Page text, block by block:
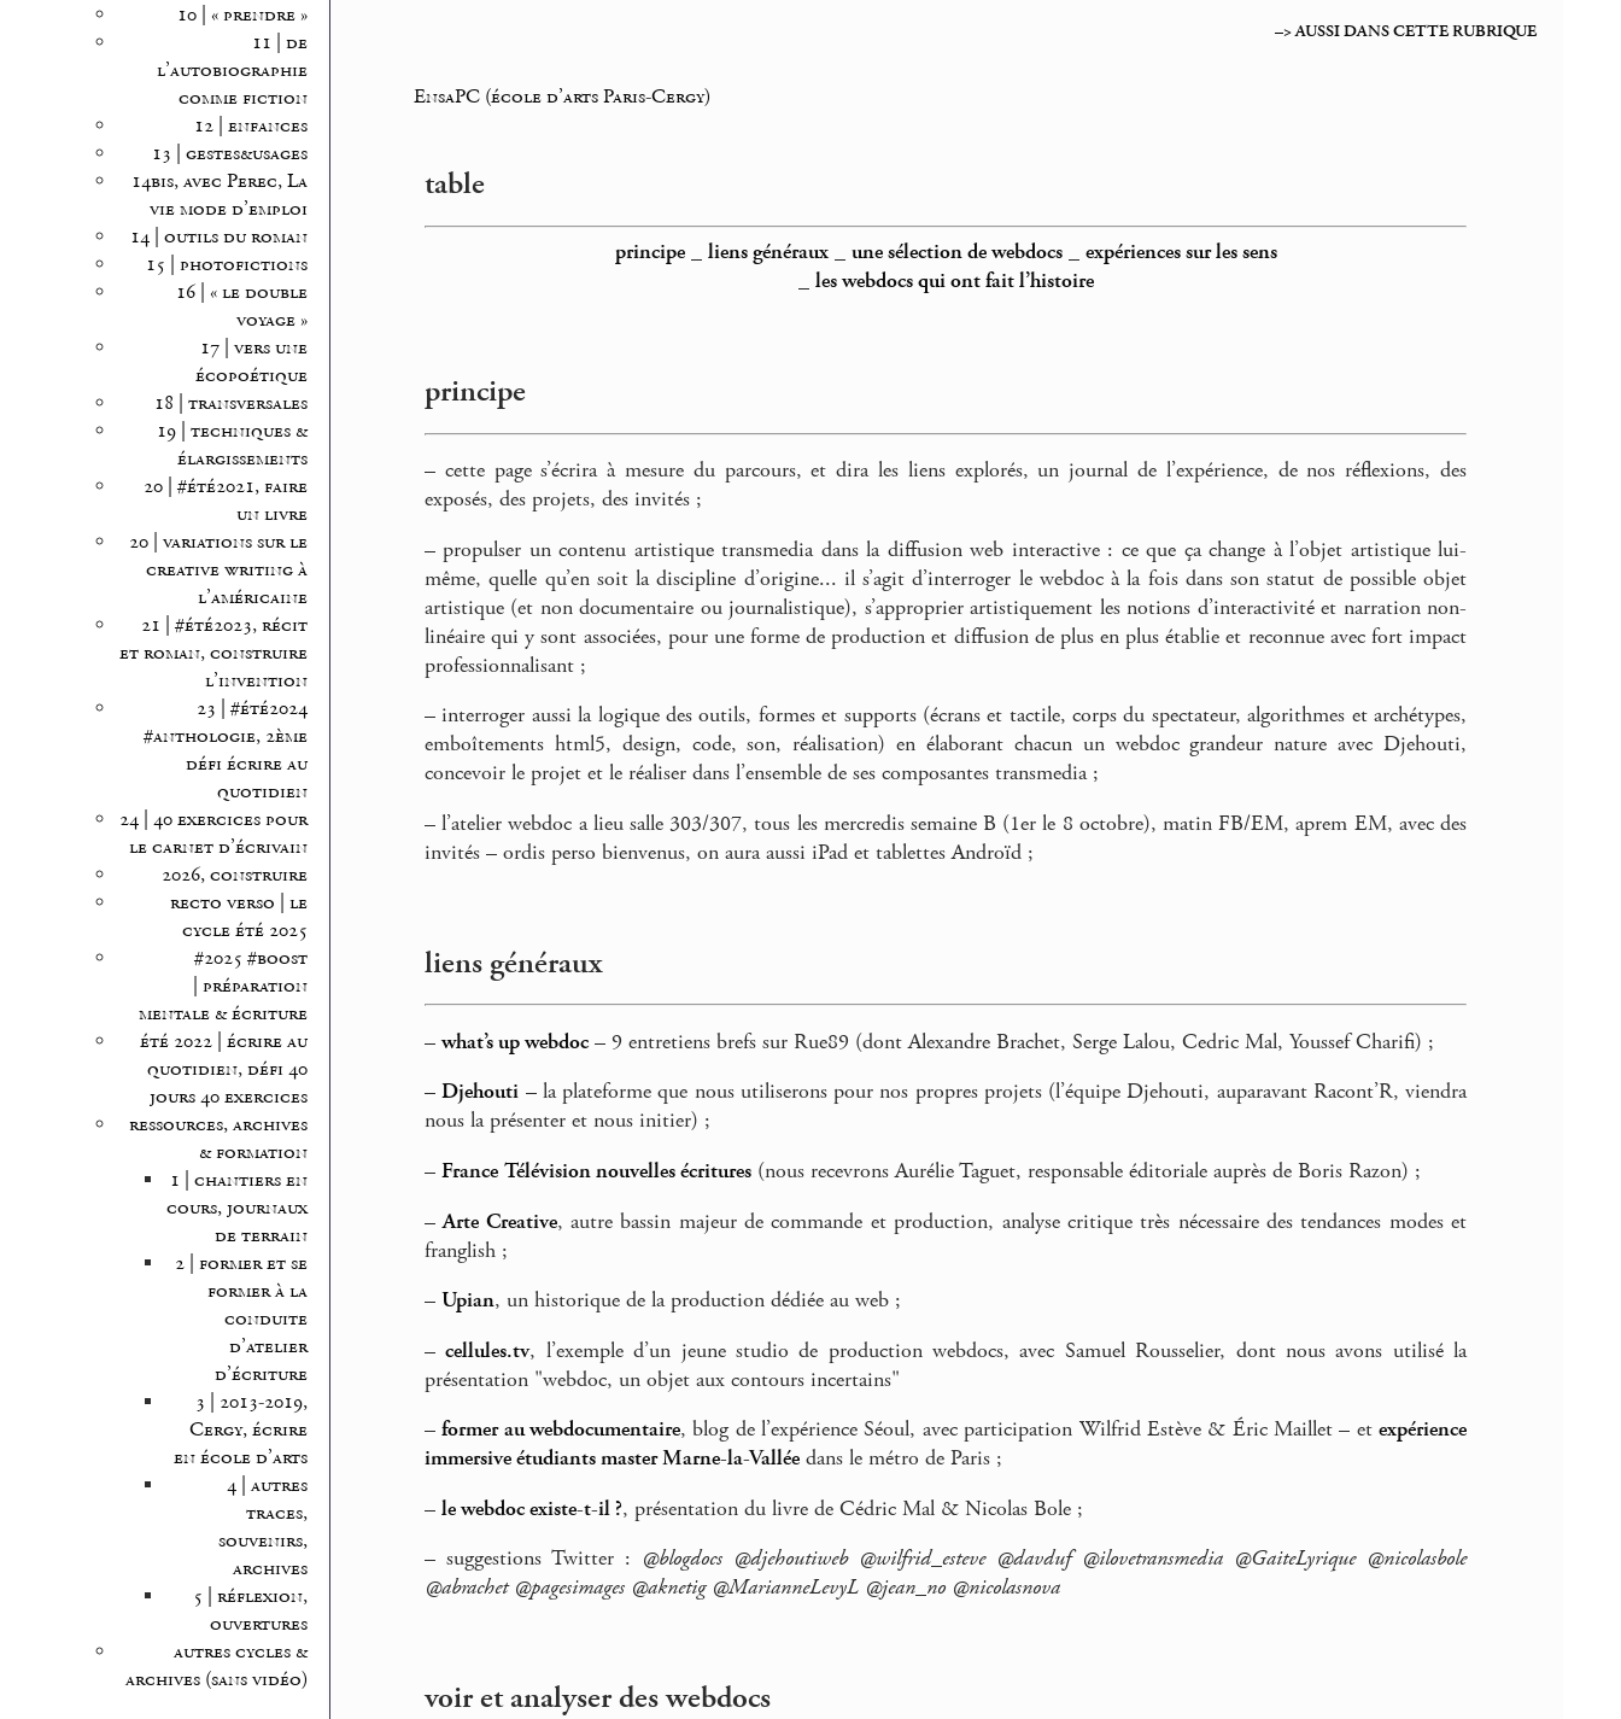
10 | « prendre »
11 | de
l’autobiographie
comme fiction
12 | enfances
13 | gestes&usages
14bis, avec Perec, La
vie mode d’emploi
14 | outils du roman
15 | photofictions
16 | « le double
voyage »
17 | vers une
écopoétique
18 | transversales
19 | techniques &
élargissements
20 | #été2021, faire
un livre
20 | variations sur le
creative writing à
l’américaine
21 | #été2023, récit
et roman, construire
l’invention
23 | #été2024
#anthologie, 2ème
défi écrire au
quotidien
24 | 40 exercices pour
le carnet d’écrivain
2026, construire
recto verso | le
cycle été 2025
#2025 #boost
| préparation
mentale & écriture
été 2022 | écrire au
quotidien, défi 40
jours 40 exercices
ressources, archives
& formation
1 | chantiers en
cours, journaux
de terrain
2 | former et se
former à la
conduite
d’atelier
d’écriture
3 | 2013-2019,
Cergy, écrire
en école d’arts
4 | autres
traces,
souvenirs,
archives
5 | réflexion,
ouvertures
autres cycles &
archives (sans vidéo)
–> AUSSI DANS CETTE RUBRIQUE
EnsaPC (école d’arts Paris-Cergy)
table
principe_ liens généraux_ une sélection de webdocs_ expériences sur les sens
les webdocs qui ont fait l’histoire
principe
– cette page s’écrira à mesure du parcours, et dira les liens explorés, un journal de l’expérience, de nos réflexions, des
exposés, des projets, des invités ;
– propulser un contenu artistique transmedia dans la diffusion web interactive : ce que ça change à l’objet artistique lui-
même, quelle qu’en soit la discipline d’origine... il s’agit d’interroger le webdoc à la fois dans son statut de possible objet
artistique (et non documentaire ou journalistique), s’approprier artistiquement les notions d’interactivité et narration non-
linéaire qui y sont associées, pour une forme de production et diffusion de plus en plus établie et reconnue avec fort impact
professionnalisant ;
– interroger aussi la logique des outils, formes et supports (écrans et tactile, corps du spectateur, algorithmes et archétypes,
emboîtements html5, design, code, son, réalisation) en élaborant chacun un webdoc grandeur nature avec Djehouti,
concevoir le projet et le réaliser dans l’ensemble de ses composantes transmedia ;
– l’atelier webdoc a lieu salle 303/307, tous les mercredis semaine B (1er le 8 octobre), matin FB/EM, aprem EM, avec des
invités – ordis perso bienvenus, on aura aussi iPad et tablettes Androïd ;
liens généraux
– what’s up webdoc – 9 entretiens brefs sur Rue89 (dont Alexandre Brachet, Serge Lalou, Cedric Mal, Youssef Charifi) ;
– Djehouti – la plateforme que nous utiliserons pour nos propres projets (l’équipe Djehouti, auparavant Racont’R, viendra
nous la présenter et nous initier) ;
– France Télévision nouvelles écritures (nous recevrons Aurélie Taguet, responsable éditoriale auprès de Boris Razon) ;
– Arte Creative, autre bassin majeur de commande et production, analyse critique très nécessaire des tendances modes et
franglish ;
– Upian, un historique de la production dédiée au web ;
– cellules.tv, l’exemple d’un jeune studio de production webdocs, avec Samuel Rousselier, dont nous avons utilisé la
présentation "webdoc, un objet aux contours incertains"
– former au webdocumentaire, blog de l’expérience Séoul, avec participation Wilfrid Estève & Éric Maillet – etexpérience
immersive étudiants master Marne-la-Vallée dans le métro de Paris ;
– le webdoc existe-t-il ?, présentation du livre de Cédric Mal & Nicolas Bole ;
– suggestions Twitter : @blogdocs @djehoutiweb @wilfrid_esteve @davduf @ilovetransmedia @GaiteLyrique @nicolasbole
@abrachet @pagesimages @aknetig @MarianneLevyL @jean_no @nicolasnova
voir et analyser des webdocs